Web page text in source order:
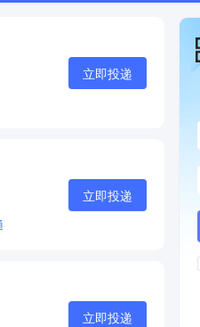
立即投递
立即投递
立即投递